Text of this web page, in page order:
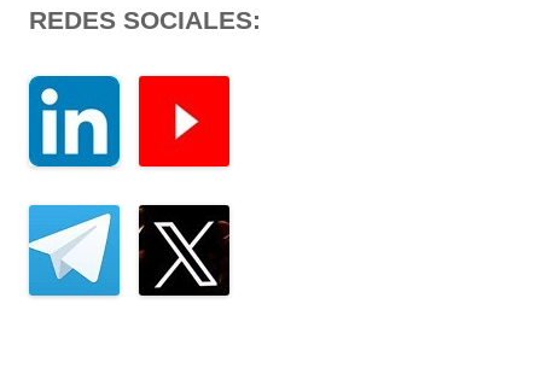
REDES SOCIALES: